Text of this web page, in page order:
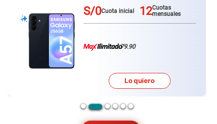
S/0Cuota inicial 12Cuotas
mensuales
79.90
Lo quiero